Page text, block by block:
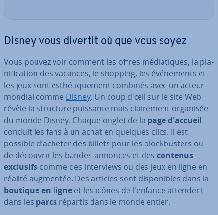
Disney vous divertit où que vous soyez
Vous pouvez voir comment les offres mé­dia­tiques, la pla­
ni­fi­ca­tion des vacances, le shopping, les évé­ne­ments et
les jeux sont es­thé­ti­que­ment combinés avec un acteur
mondial comme Disney. Un coup d'œil sur le site Web
révèle la structure puissante mais clai­re­ment organisée
du monde Disney. Chaque onglet de la page d'accueil
conduit les fans à un achat en quelques clics. Il est
possible d’acheter des billets pour les block­bus­ters ou
de découvrir les bandes-annonces et des contenus
exclusifs comme des in­ter­views ou des jeux en ligne en
réalité augmentée. Des articles sont dis­po­nibles dans la
boutique en ligne et les icônes de l'enfance attendent
dans les parcs répartis dans le monde entier.